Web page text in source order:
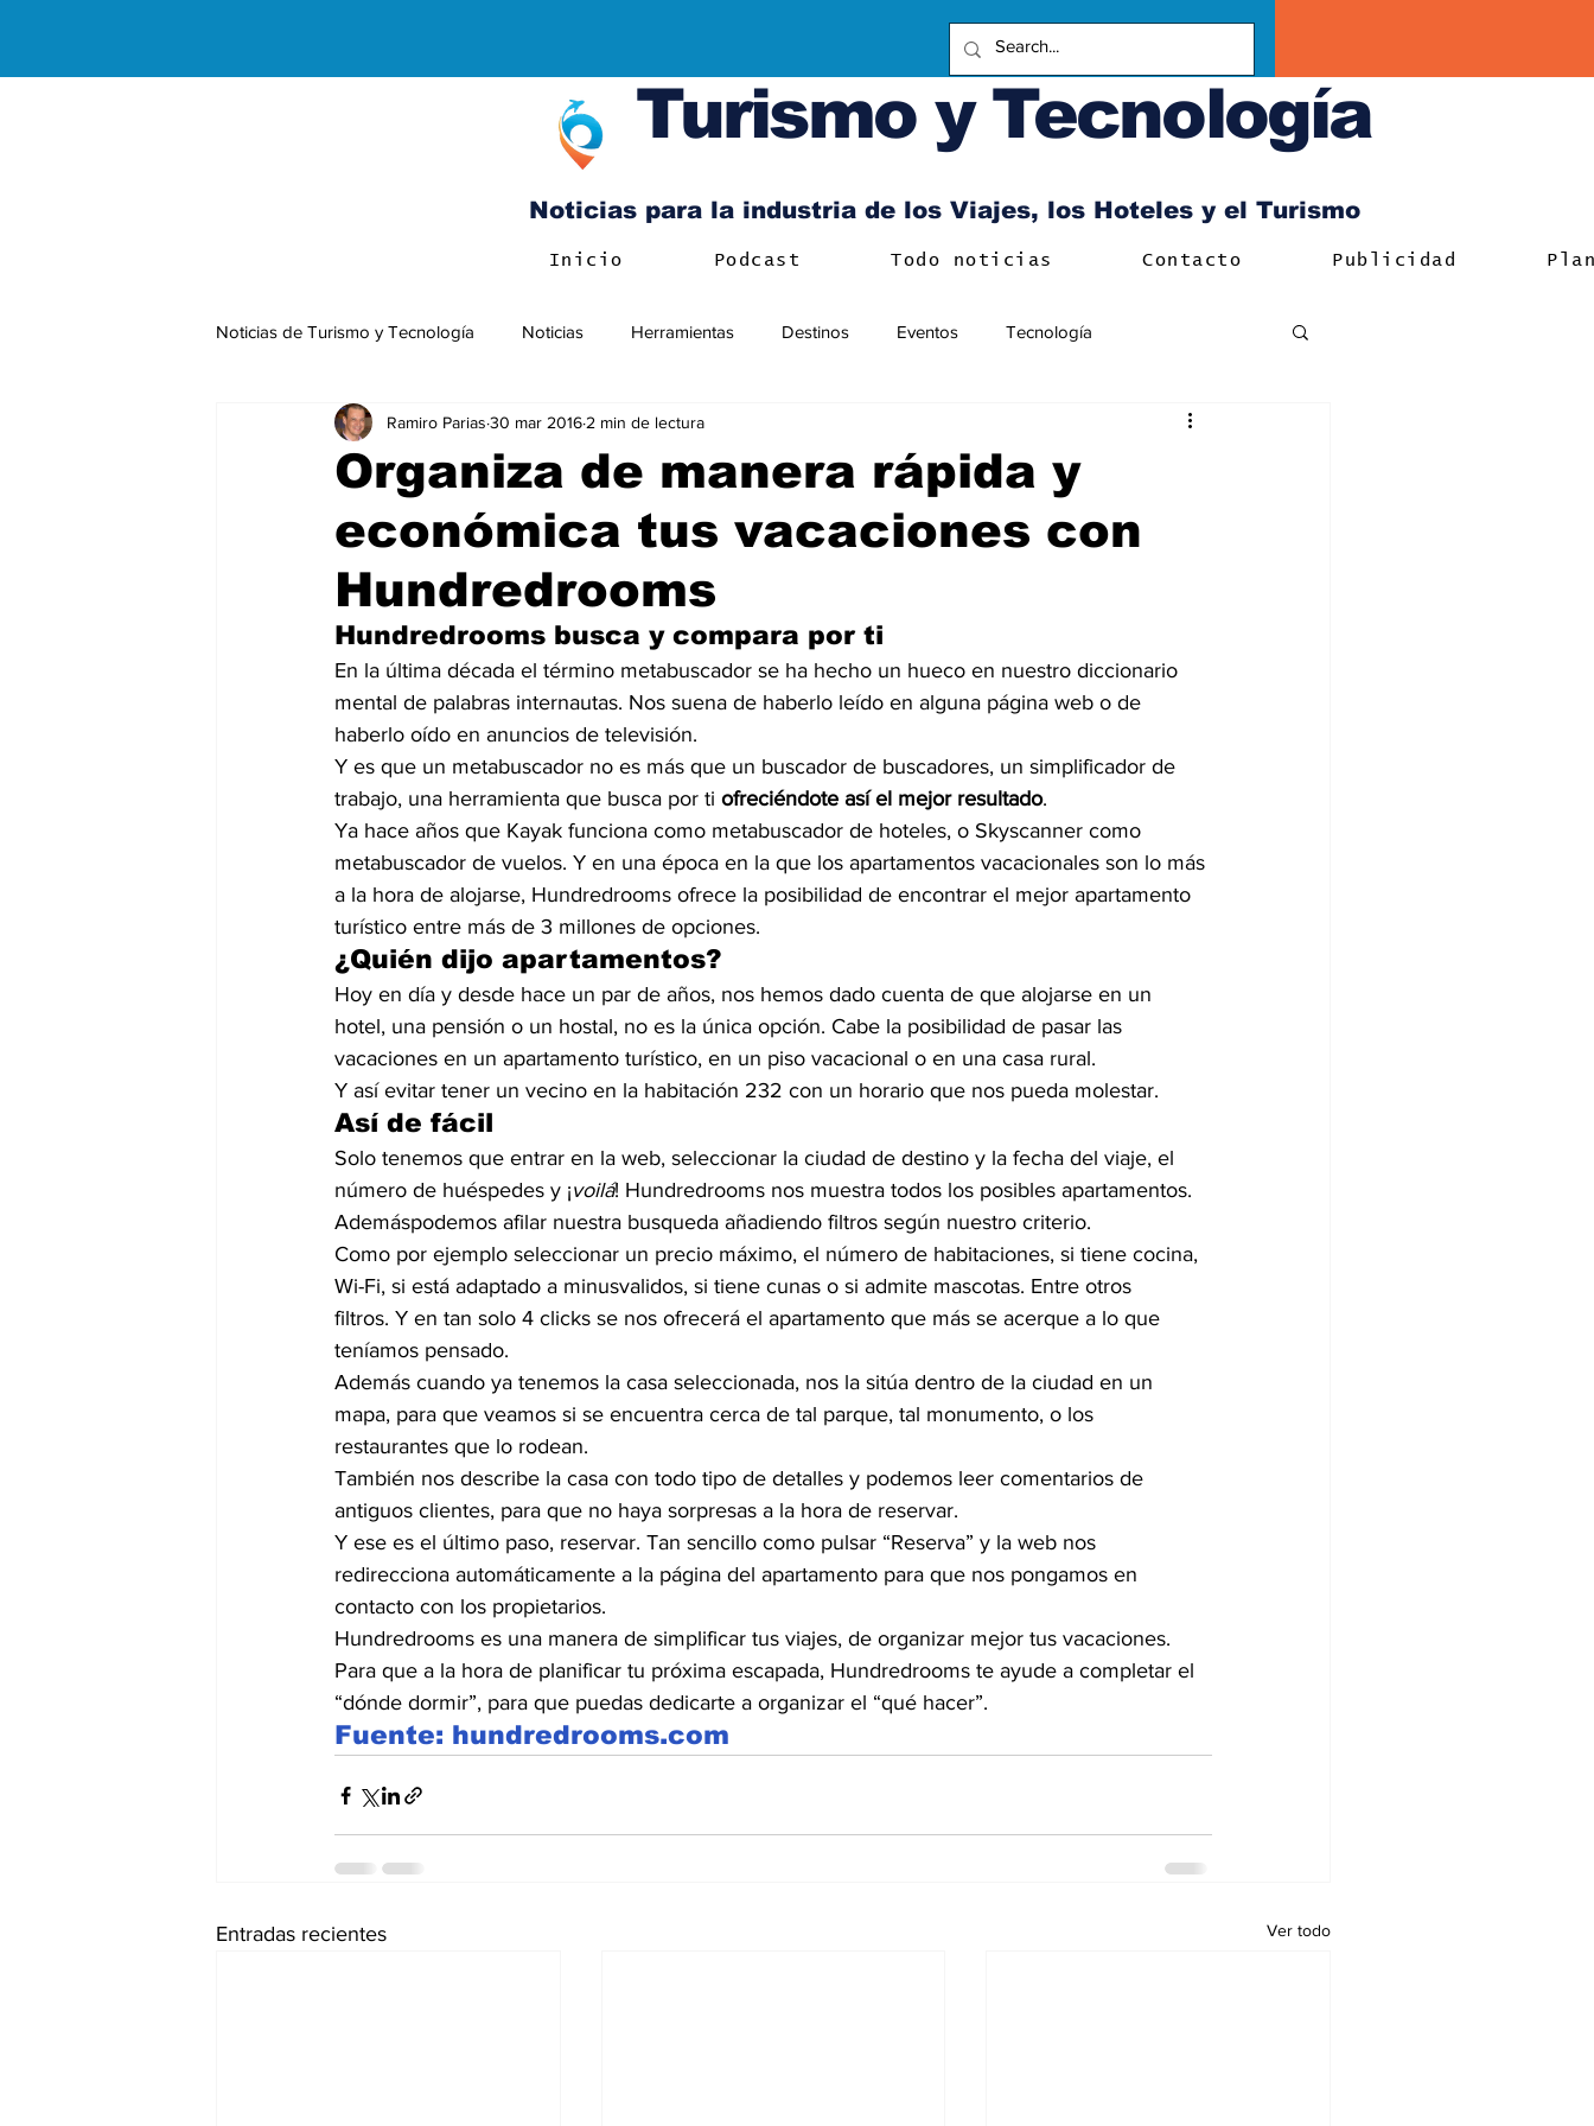
Turismo y Tecnología
Noticias para la industria de los Viajes, los Hoteles y el Turismo
Inicio Podcast Todo noticias Contacto Publicidad
Noticias de Turismo y Tecnología Noticias Herramientas Destinos Eventos Tecnología
Negocios Internacionales
Organiza de manera rápida y
económica tus vacaciones con
Hundredrooms
Ramiro Parias 30 mar 2016 2 min de lectura
Hundredrooms busca y compara por ti
En la última década el término metabuscador se ha hecho un hueco en nuestro diccionario
mental de palabras internautas. Nos suena de haberlo leído en alguna página web o de
haberlo oído en anuncios de televisión.
Y es que un metabuscador no es más que un buscador de buscadores, un simplificador de
trabajo, una herramienta que busca por ti ofreciéndote así el mejor resultado.
Ya hace años que Kayak funciona como metabuscador de hoteles, o Skyscanner como
metabuscador de vuelos. Y en una época en la que los apartamentos vacacionales son lo más
a la hora de alojarse, Hundredrooms ofrece la posibilidad de encontrar el mejor apartamento
turístico entre más de 3 millones de opciones.
¿Quién dijo apartamentos?
Hoy en día y desde hace un par de años, nos hemos dado cuenta de que alojarse en un
hotel, una pensión o un hostal, no es la única opción. Cabe la posibilidad de pasar las
vacaciones en un apartamento turístico, en un piso vacacional o en una casa rural.
Y así evitar tener un vecino en la habitación 232 con un horario que nos pueda molestar.
Así de fácil
Solo tenemos que entrar en la web, seleccionar la ciudad de destino y la fecha del viaje, el
número de huéspedes y ¡voilá! Hundredrooms nos muestra todos los posibles apartamentos.
Ademáspodemos afilar nuestra busqueda añadiendo filtros según nuestro criterio.
Como por ejemplo seleccionar un precio máximo, el número de habitaciones, si tiene cocina,
Wi-Fi, si está adaptado a minusvalidos, si tiene cunas o si admite mascotas. Entre otros
filtros. Y en tan solo 4 clicks se nos ofrecerá el apartamento que más se acerque a lo que
teníamos pensado.
Además cuando ya tenemos la casa seleccionada, nos la sitúa dentro de la ciudad en un
mapa, para que veamos si se encuentra cerca de tal parque, tal monumento, o los
restaurantes que lo rodean.
También nos describe la casa con todo tipo de detalles y podemos leer comentarios de
antiguos clientes, para que no haya sorpresas a la hora de reservar.
Y ese es el último paso, reservar. Tan sencillo como pulsar “Reserva” y la web nos
redirecciona automáticamente a la página del apartamento para que nos pongamos en
contacto con los propietarios.
Hundredrooms es una manera de simplificar tus viajes, de organizar mejor tus vacaciones.
Para que a la hora de planificar tu próxima escapada, Hundredrooms te ayude a completar el
“dónde dormir”, para que puedas dedicarte a organizar el “qué hacer”.
Fuente: hundredrooms.com
Entradas recientes Ver todo